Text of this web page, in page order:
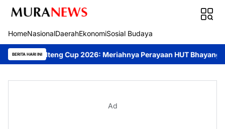
HomeNasionalDaerahEkonomiSosial Budaya
BERITA HARI INI
2026: Meriahnya Perayaan HUT Bhayangkara ke-80 di
Ad